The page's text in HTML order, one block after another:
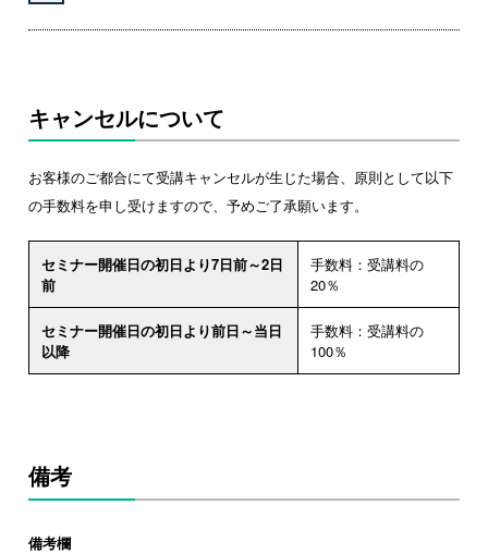
キャンセルについて
お客様のご都合にて受講キャンセルが生じた場合、原則として以下
の手数料を申し受けますので、予めご了承願います。
セミナー開催日の初日より7日前～2日
前
手数料：受講料の
20％
セミナー開催日の初日より前日～当日
以降
手数料：受講料の
100％
備考
備考欄